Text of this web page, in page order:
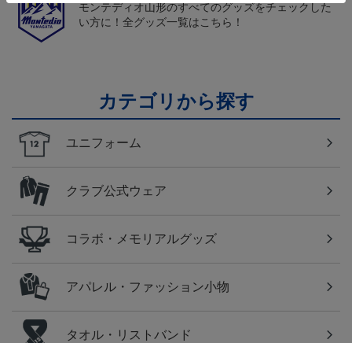
モンテディオ山形のすべてのグッズをチェックした
い方に！全グッズ一覧はこちら！
カテゴリから探す
ユニフォーム
クラブ公式ウェア
コラボ・メモリアルグッズ
アパレル・ファッション小物
タオル・リストバンド